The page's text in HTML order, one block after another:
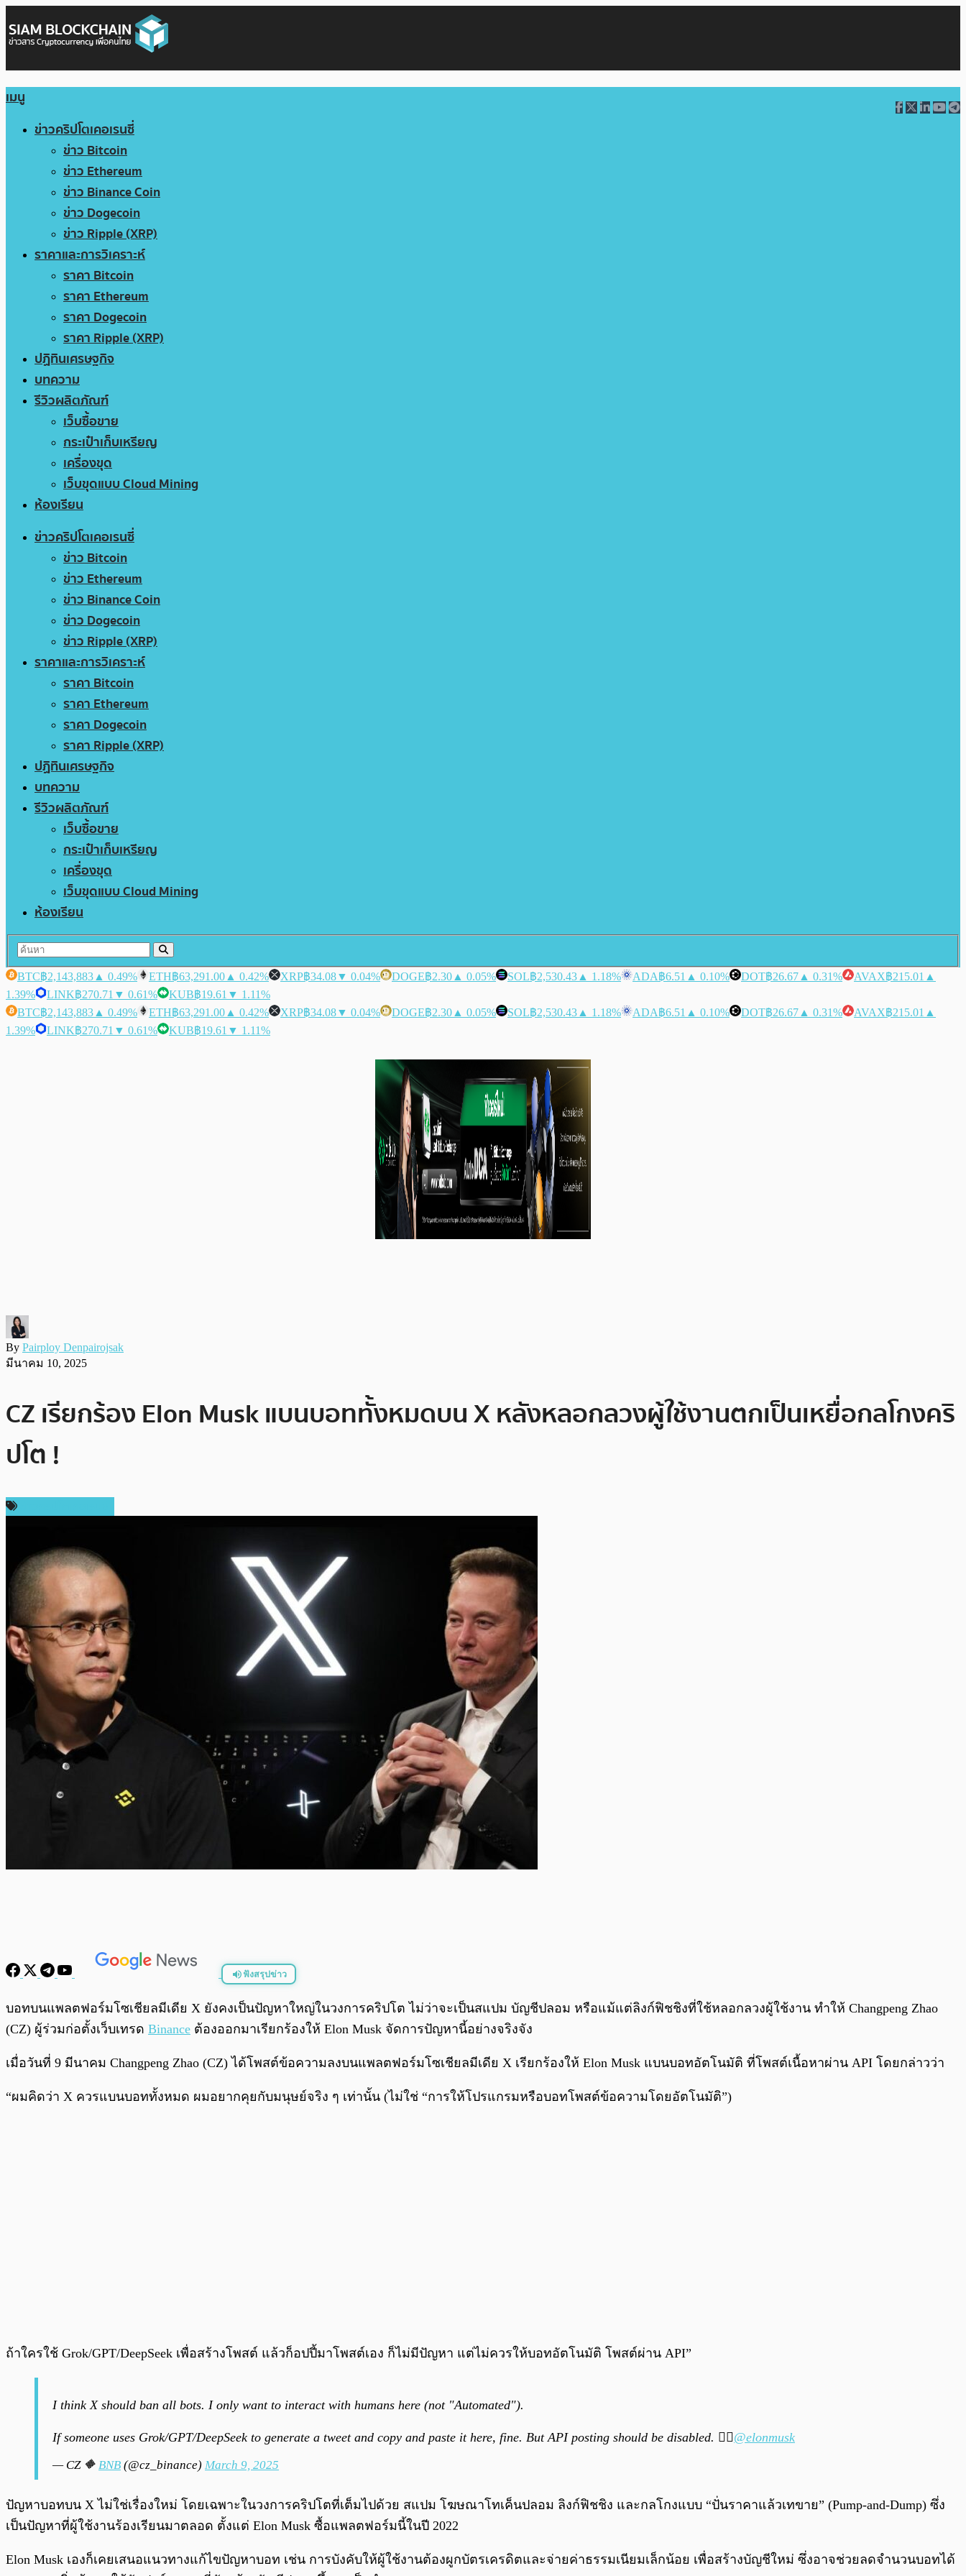
เมนู
ข่าวคริปโตเคอเรนซี่
ข่าว Bitcoin
ข่าว Ethereum
ข่าว Binance Coin
ข่าว Dogecoin
ข่าว Ripple (XRP)
ราคาและการวิเคราะห์
ราคา Bitcoin
ราคา Ethereum
ราคา Dogecoin
ราคา Ripple (XRP)
ปฏิทินเศรษฐกิจ
บทความ
รีวิวผลิตภัณฑ์
เว็บซื้อขาย
กระเป๋าเก็บเหรียญ
เครื่องขุด
เว็บขุดแบบ Cloud Mining
ห้องเรียน
ข่าวคริปโตเคอเรนซี่
ข่าว Bitcoin
ข่าว Ethereum
ข่าว Binance Coin
ข่าว Dogecoin
ข่าว Ripple (XRP)
ราคาและการวิเคราะห์
ราคา Bitcoin
ราคา Ethereum
ราคา Dogecoin
ราคา Ripple (XRP)
ปฏิทินเศรษฐกิจ
บทความ
รีวิวผลิตภัณฑ์
เว็บซื้อขาย
กระเป๋าเก็บเหรียญ
เครื่องขุด
เว็บขุดแบบ Cloud Mining
ห้องเรียน
BTC฿2,143,883 ▲ 0.49% ETH฿63,291.00 ▲ 0.42% XRP฿34.08▼ 0.04% DOGE฿2.30 ▲ 0.05% SOL฿2,530.43 ▲ 1.18% ADA฿6.51 ▲ 0.10% DOT฿26.67 ▲ 0.31% AVAX฿215.01 ▲
1.39%
LINK฿270.71 ▼ 0.61% KUB฿19.61 ▼ 1.11%
BTC฿2,143,883 ▲ 0.49% ETH฿63,291.00 ▲ 0.42% XRP฿34.08▼ 0.04% DOGE฿2.30 ▲ 0.05% SOL฿2,530.43 ▲ 1.18% ADA฿6.51 ▲ 0.10% DOT฿26.67 ▲ 0.31% AVAX฿215.01 ▲
1.39%
LINK฿270.71 ▼ 0.61% KUB฿19.61 ▼ 1.11%
By Pairploy Denpairojsak
มีนาคม 10, 2025
CZ เรียกร้อง Elon Musk แบนบอททั้งหมดบน X หลังหลอกลวงผู้ใช้งานตกเป็นเหยื่อกลโกงคริ
ปโต !
ฟังสรุปข่าว
พร้อมเล่น
บอทบนแพลตฟอร์มโซเชียลมีเดีย X ยังคงเป็นปัญหาใหญ่ในวงการคริปโต ไม่ว่าจะเป็นสแปม บัญชีปลอม หรือแม้แต่ลิงก์ฟิชชิงที่ใช้หลอกลวงผู้ใช้งาน ทำให้ Changpeng Zhao
(CZ) ผู้ร่วมก่อตั้งเว็บเทรด Binance ต้องออกมาเรียกร้องให้ Elon Musk จัดการปัญหานี้อย่างจริงจัง
เมื่อวันที่ 9 มีนาคม Changpeng Zhao (CZ) ได้โพสต์ข้อความลงบนแพลตฟอร์มโซเชียลมีเดีย X เรียกร้องให้ Elon Musk แบนบอทอัตโนมัติ ที่โพสต์เนื้อหาผ่าน API โดยกล่าวว่า
“ผมคิดว่า X ควรแบนบอททั้งหมด ผมอยากคุยกับมนุษย์จริง ๆ เท่านั้น (ไม่ใช่ “การให้โปรแกรมหรือบอทโพสต์ข้อความโดยอัตโนมัติ”)
ถ้าใครใช้ Grok/GPT/DeepSeek เพื่อสร้างโพสต์ แล้วก็อปปี้มาโพสต์เอง ก็ไม่มีปัญหา แต่ไม่ควรให้บอทอัตโนมัติ โพสต์ผ่าน API”
I think X should ban all bots. I only want to interact with humans here (not "Automated").
If someone uses Grok/GPT/DeepSeek to generate a tweet and copy and paste it here, fine. But API posting should be disabled. 🤷‍♂️@elonmusk
— CZ 🔶 BNB (@cz_binance) March 9, 2025
ปัญหาบอทบน X ไม่ใช่เรื่องใหม่ โดยเฉพาะในวงการคริปโตที่เต็มไปด้วย สแปม โฆษณาโทเค็นปลอม ลิงก์ฟิชชิง และกลโกงแบบ “ปั่นราคาแล้วเทขาย” (Pump-and-Dump) ซึ่ง
เป็นปัญหาที่ผู้ใช้งานร้องเรียนมาตลอด ตั้งแต่ Elon Musk ซื้อแพลตฟอร์มนี้ในปี 2022
Elon Musk เองก็เคยเสนอแนวทางแก้ไขปัญหาบอท เช่น การบังคับให้ผู้ใช้งานต้องผูกบัตรเครดิตและจ่ายค่าธรรมเนียมเล็กน้อย เพื่อสร้างบัญชีใหม่ ซึ่งอาจช่วยลดจำนวนบอทได้